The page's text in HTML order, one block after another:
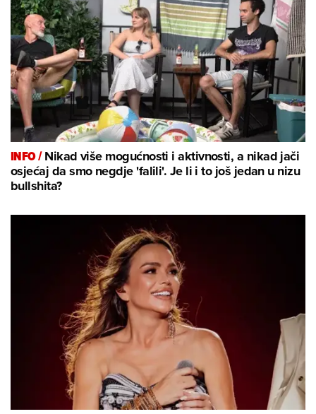
INFO /Nikad više mogućnosti i aktivnosti, a nikad jači
osjećaj da smo negdje 'falili'. Je li i to još jedan u nizu
bullshita?